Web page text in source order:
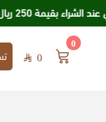
بقيمة 250 ريال ⭐️⭐️
0
0